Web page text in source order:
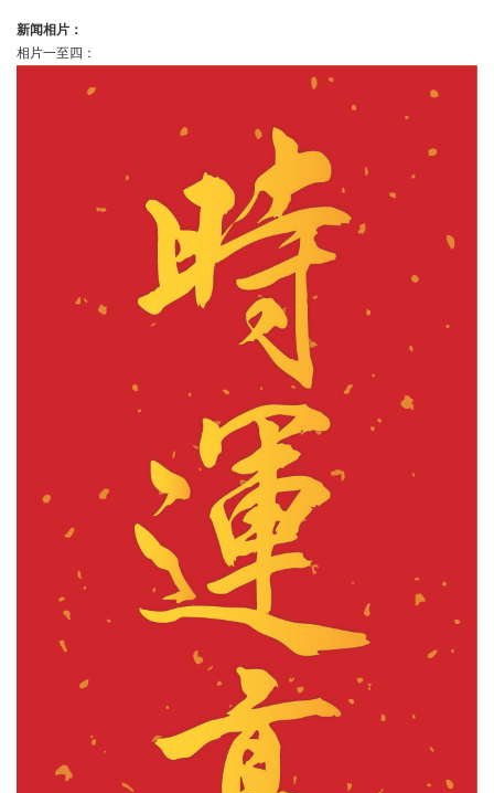
新闻相片：
相片一至四：